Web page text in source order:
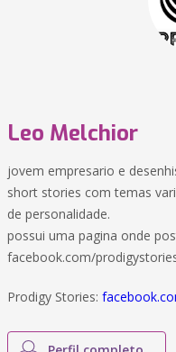
Leo Melchior
jovem empresario e
short stories com temas
de personalidade.
possui uma pagina onde
facebook.com/
Prodigy Stories: